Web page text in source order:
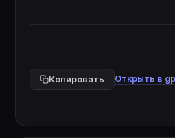
Копировать Открыть в